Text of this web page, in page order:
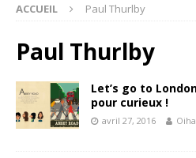
ACCUEIL Paul Thurlby
Paul Thurlby
Let’s go to
pour curieux !
avril 27, 2016